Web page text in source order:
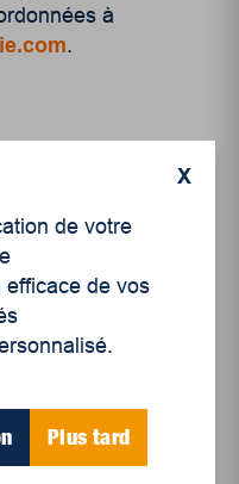
à
.
X
de votre
efficace de vos
Plus tard